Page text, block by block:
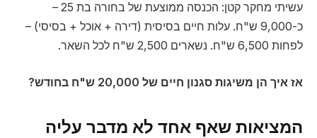
עשיתי מחקר קטן: הכנסה ממוצעת של בחורה בת 25 –
כ-9,000 ש"ח. עלות חיים בסיסית (דירה + אוכל + בסיסי) –
לפחות 6,500 ש"ח. נשארים 2,500 ש"ח לכל השאר.
אז איך הן משיגות סגנון חיים של 20,000 ש"ח בחודש?
המציאות שאף אחד לא מדבר עליה